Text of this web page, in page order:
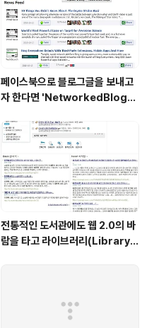
페이스북으로 블로그글을 보내고
자 한다면 'NetworkedBlogs'
전통적인 도서관에도 웹 2.0의 바
람을 타고 라이브러리(Library)